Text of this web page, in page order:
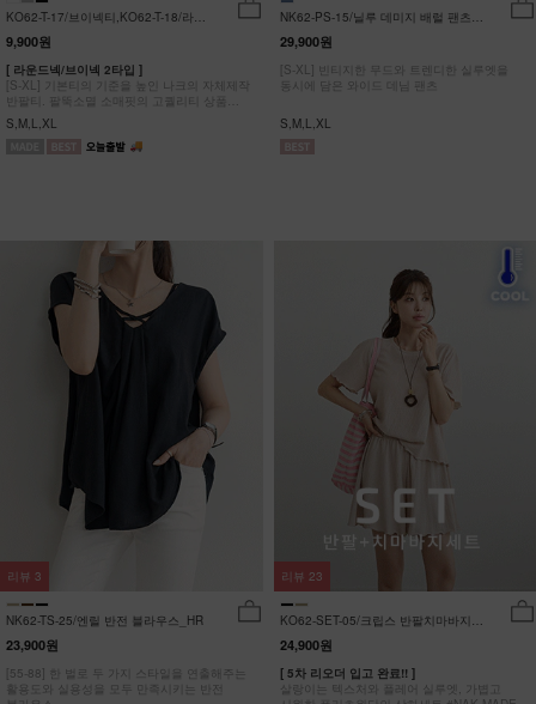
KO62-T-17/브이넥티,KO62-T-18/라운
드티_YN
9,900원
[ 라운드넥/브이넥 2타입 ]
[S-XL] 기본티의 기준을 높인 나크의 자체제작
반팔티. 팔뚝소멸 소매핏의 고퀄리티 상품
#NAK MADE.
S,M,L,XL
NK62-PS-15/닐루 데미지 배럴 팬츠
_HR
29,900원
[S-XL] 빈티지한 무드와 트렌디한 실루엣을
동시에 담은 와이드 데님 팬츠
S,M,L,XL
NK62-TS-25/엔릴 반전 블라우스_HR
23,900원
[55-88] 한 벌로 두 가지 스타일을 연출해주는
활용도와 실용성을 모두 만족시키는 반전
리뷰 3
KO62-SET-05/크립스 반팔치마바지세
트_HR
24,900원
[ 5차 리오더 입고 완료!! ]
살랑이는 텍스처와 플레어 실루엣, 가볍고
리뷰 23